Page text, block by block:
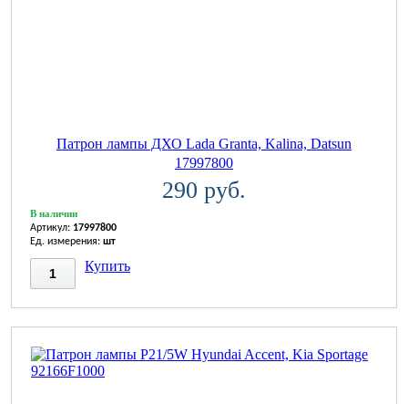
Патрон лампы ДХО Lada Granta, Kalina, Datsun
17997800
290 руб.
В наличии
Артикул: 17997800
Ед. измерения: шт
Купить